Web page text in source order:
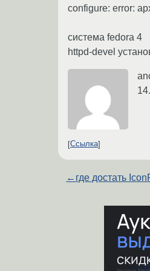
configure: error:
система fedora 4
httpd-devel
Ссылка
← где достать